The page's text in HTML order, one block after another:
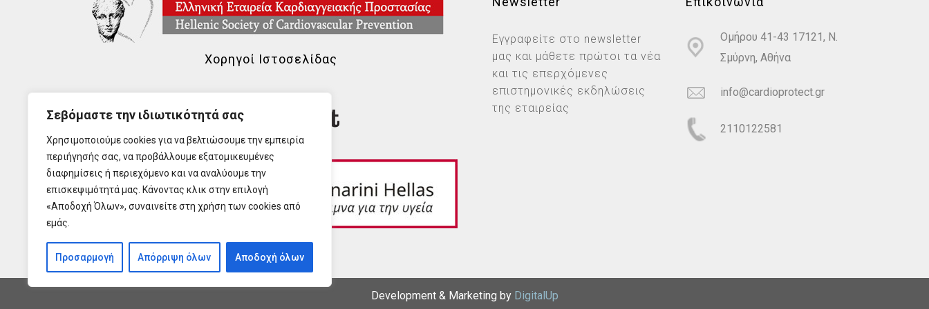
Σεβόμαστε την ιδιωτικότητά σας
Χρησιμοποιούμε cookies για να βελτιώσουμε την εμπειρία
περιήγησής σας, να προβάλλουμε εξατομικευμένες
διαφημίσεις ή περιεχόμενο και να αναλύουμε την
επισκεψιμότητά μας. Κάνοντας κλικ στην επιλογή
«Αποδοχή Όλων», συναινείτε στη χρήση των cookies από
εμάς.
Προσαρμογή Απόρριψη όλων Αποδοχή όλων
Χορηγοί Ιστοσελίδας
Εγγραφείτε στο newsletter
μας και μάθετε πρώτοι τα νέα
και τις επερχόμενες
επιστημονικές εκδηλώσεις
της εταιρείας
Ομήρου 41-43 17121, Ν.
Σμύρνη, Αθήνα
info@cardioprotect.gr
2110122581
Development & Marketing by DigitalUp